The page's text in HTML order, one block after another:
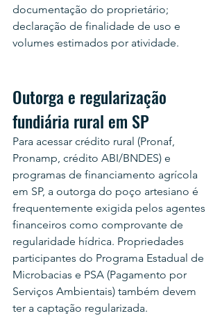
documentação do proprietário;
declaração de finalidade de uso e
volumes estimados por atividade.
Outorga e regularização
fundiária rural em SP
Para acessar crédito rural (Pronaf,
Pronamp, crédito ABI/BNDES) e
programas de financiamento agrícola
em SP, a outorga do poço artesiano é
frequentemente exigida pelos agentes
financeiros como comprovante de
regularidade hídrica. Propriedades
participantes do Programa Estadual de
Microbacias e PSA (Pagamento por
Serviços Ambientais) também devem
ter a captação regularizada.